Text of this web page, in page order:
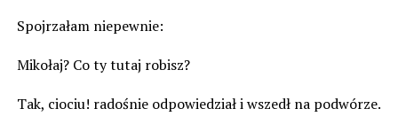
Spojrzałam niepewnie:
Mikołaj? Co ty tutaj robisz?
Tak, ciociu! radośnie odpowiedział i wszedł na podwórze.